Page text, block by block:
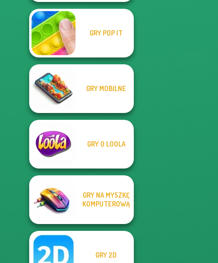
GRY POP IT
GRY MOBILNE
GRY O LOOLA
GRY NA MYSZKĘ
KOMPUTEROWĄ
GRY 2D